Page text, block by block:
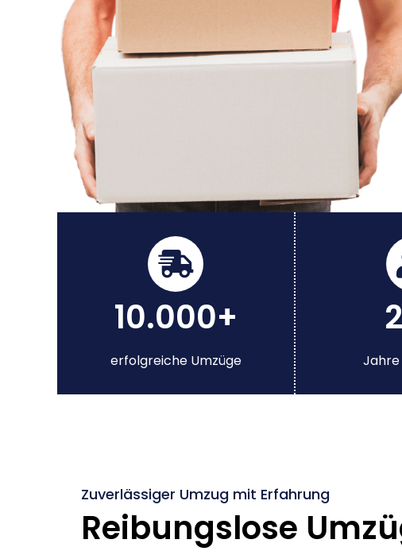
10.000+
erfolgreiche Umzüge
Zuverlässiger Umzug mit Erfahrung
Reibungslose